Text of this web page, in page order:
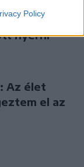
Policy
a
nyerni
Az élet
el az